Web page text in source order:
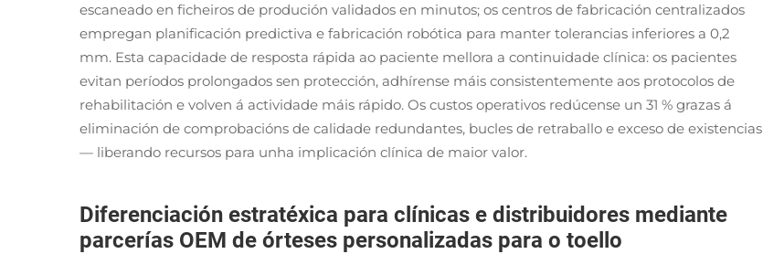
escaneado en ficheiros de produción validados en minutos; os centros de fabricación centralizados
empregan planificación predictiva e fabricación robótica para manter tolerancias inferiores a 0,2
mm. Esta capacidade de resposta rápida ao paciente mellora a continuidade clínica: os pacientes
evitan períodos prolongados sen protección, adhírense máis consistentemente aos protocolos de
rehabilitación e volven á actividade máis rápido. Os custos operativos redúcense un 31 % grazas á
eliminación de comprobacións de calidade redundantes, bucles de retraballo e exceso de existencias
— liberando recursos para unha implicación clínica de maior valor.
Diferenciación estratéxica para clínicas e distribuidores mediante
parcerías OEM de órteses personalizadas para o toello